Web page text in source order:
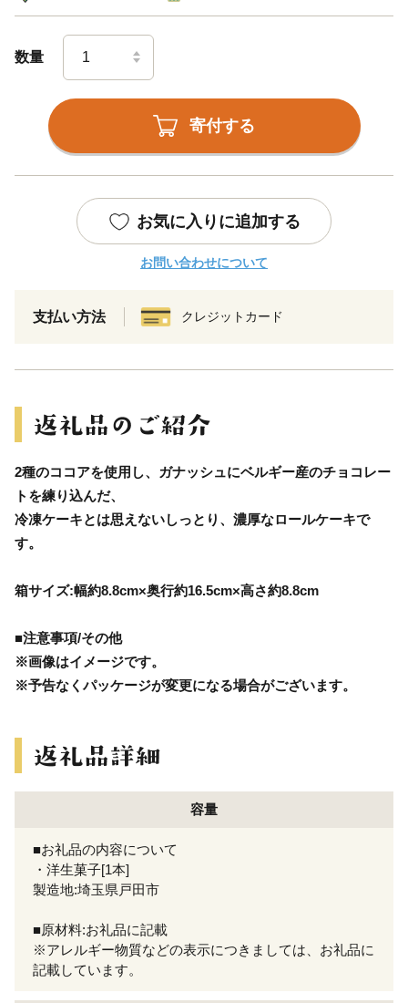
数量
寄付する
お気に入りに追加する
お問い合わせについて
支払い方法 クレジットカード
2種のココアを使用し、ガナッシュにベルギー産のチョコレー
トを練り込んだ、
冷凍ケーキとは思えないしっとり、濃厚なロールケーキで
す。
箱サイズ:幅約8.8cm×奥行約16.5cm×高さ約8.8cm
■注意事項/その他
※画像はイメージです。
※予告なくパッケージが変更になる場合がございます。
容量
■お礼品の内容について
・洋生菓子[1本]
製造地:埼玉県戸田市
■原材料:お礼品に記載
※アレルギー物質などの表示につきましては、お礼品に
記載しています。